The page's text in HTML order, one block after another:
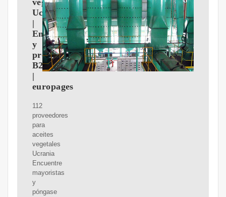
vegetales
Ucrania
|
Empresas
y
proveedores
B2B
|
europages
112
proveedores
para
aceites
vegetales
Ucrania
Encuentre
mayoristas
y
póngase